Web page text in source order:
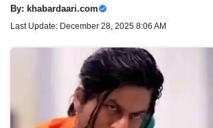
By: khabardaari.com
Last Update: December 28, 2025 8:06 AM